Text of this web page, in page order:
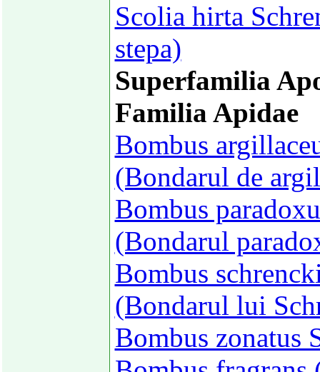
Scolia hirta
stepa)
Superfamilia
Familia Apidae
Bombus
(Bondarul de
Bombus
(Bondarul
Bombus
(Bondarul lui
Bombus zonatus